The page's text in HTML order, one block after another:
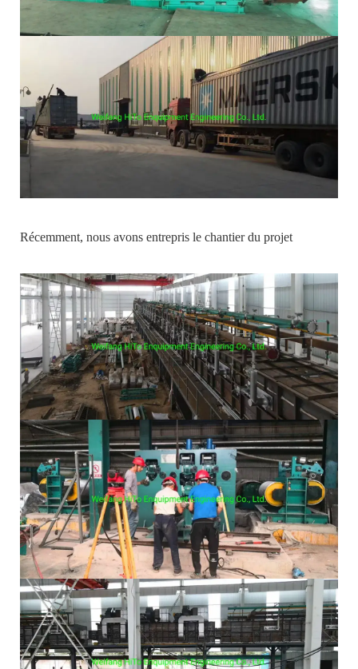
Récemment, nous avons entrepris le chantier du projet